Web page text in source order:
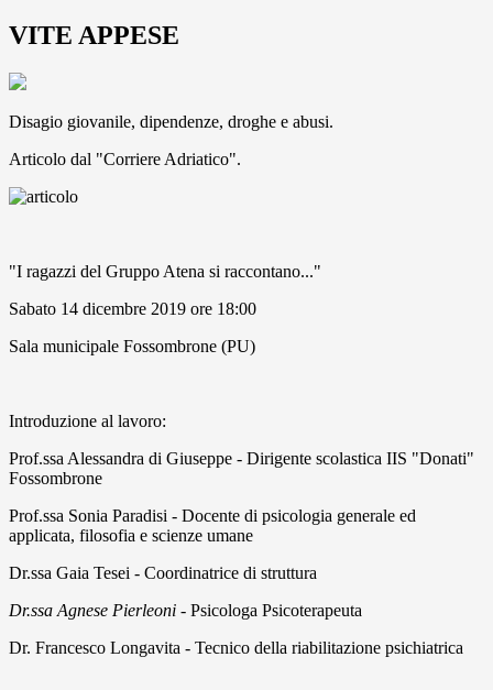
VITE APPESE
Disagio giovanile, dipendenze, droghe e abusi.
Articolo dal "Corriere Adriatico".
"I ragazzi del Gruppo Atena si raccontano..."
Sabato 14 dicembre 2019 ore 18:00
Sala municipale Fossombrone (PU)
Introduzione al lavoro:
Prof.ssa Alessandra di Giuseppe - Dirigente scolastica IIS "Donati"
Fossombrone
Prof.ssa Sonia Paradisi - Docente di psicologia generale ed
applicata, filosofia e scienze umane
Dr.ssa Gaia Tesei - Coordinatrice di struttura
Dr.ssa Agnese Pierleoni - Psicologa Psicoterapeuta
Dr. Francesco Longavita - Tecnico della riabilitazione psichiatrica